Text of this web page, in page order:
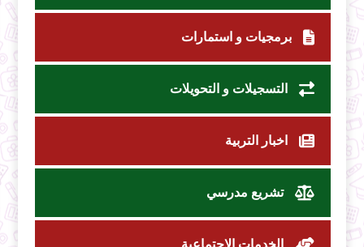
برمجيات و استمارات
التسجيلات و التحويلات
اخبار التربية
تشريع مدرسي
الخدمات الاجتماعية